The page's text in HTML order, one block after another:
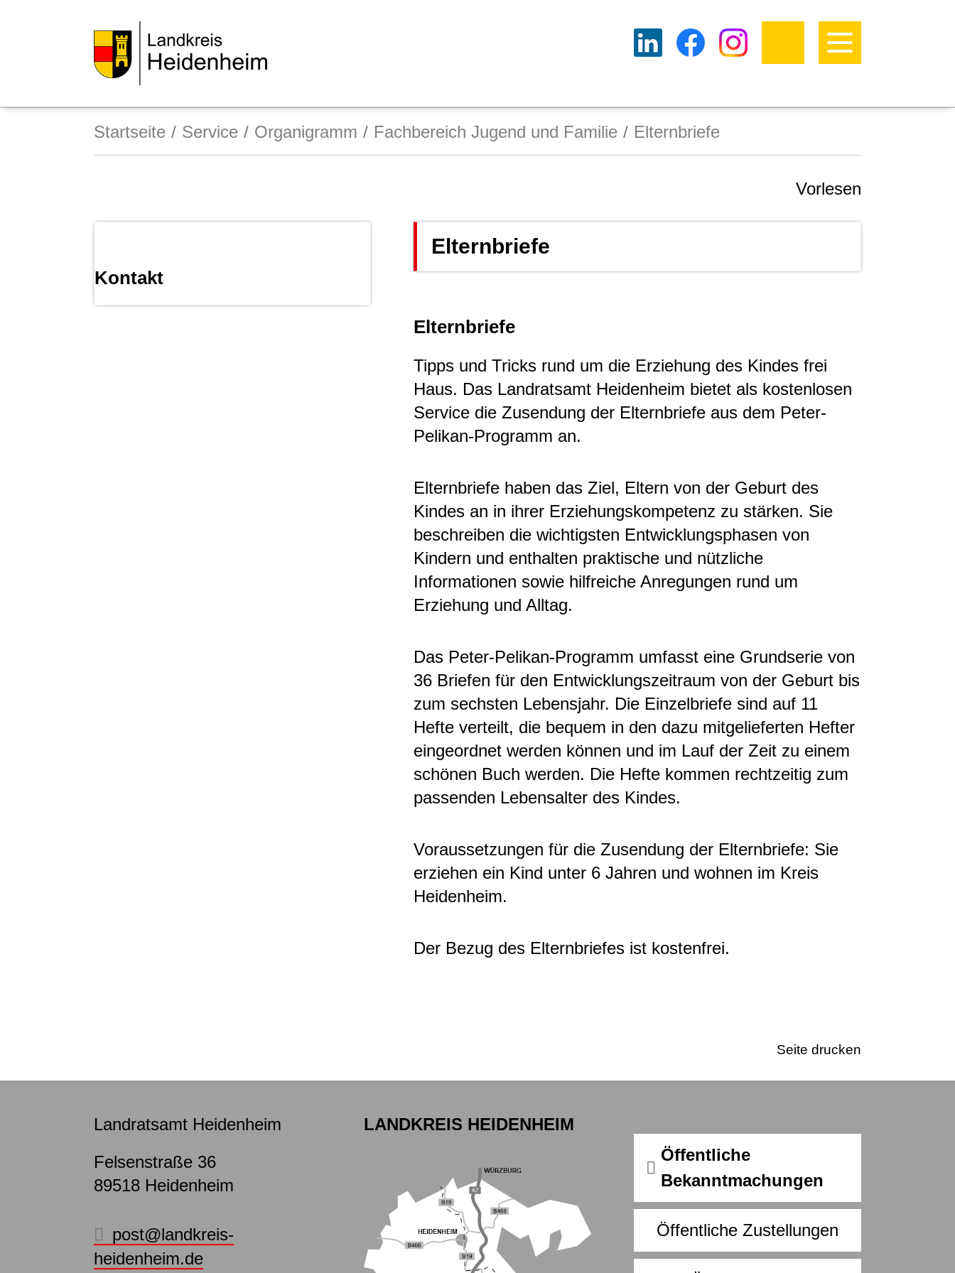
Startseite Service Organigramm Fachbereich Jugend und Familie Elternbriefe
Vorlesen
Kontakt
Elternbriefe
Elternbriefe
Tipps und Tricks rund um die Erziehung des Kindes frei
Haus. Das Landratsamt Heidenheim bietet als kostenlosen
Service die Zusendung der Elternbriefe aus dem Peter-
Pelikan-Programm an.
Elternbriefe haben das Ziel, Eltern von der Geburt des
Kindes an in ihrer Erziehungskompetenz zu stärken. Sie
beschreiben die wichtigsten Entwicklungsphasen von
Kindern und enthalten praktische und nützliche
Informationen sowie hilfreiche Anregungen rund um
Erziehung und Alltag.
Das Peter-Pelikan-Programm umfasst eine Grundserie von
36 Briefen für den Entwicklungszeitraum von der Geburt bis
zum sechsten Lebensjahr. Die Einzelbriefe sind auf 11
Hefte verteilt, die bequem in den dazu mitgelieferten Hefter
eingeordnet werden können und im Lauf der Zeit zu einem
schönen Buch werden. Die Hefte kommen rechtzeitig zum
passenden Lebensalter des Kindes.
Voraussetzungen für die Zusendung der Elternbriefe: Sie
erziehen ein Kind unter 6 Jahren und wohnen im Kreis
Heidenheim.
Der Bezug des Elternbriefes ist kostenfrei.
Seite drucken
Landratsamt Heidenheim
Felsenstraße 36
89518 Heidenheim
post@landkreis-
heidenheim.de
LANDKREIS HEIDENHEIM
Öffentliche
Bekanntmachungen
Öffentliche Zustellungen